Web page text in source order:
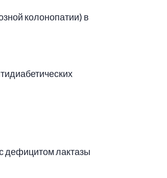
колонопатии) в
дефицитом лактазы